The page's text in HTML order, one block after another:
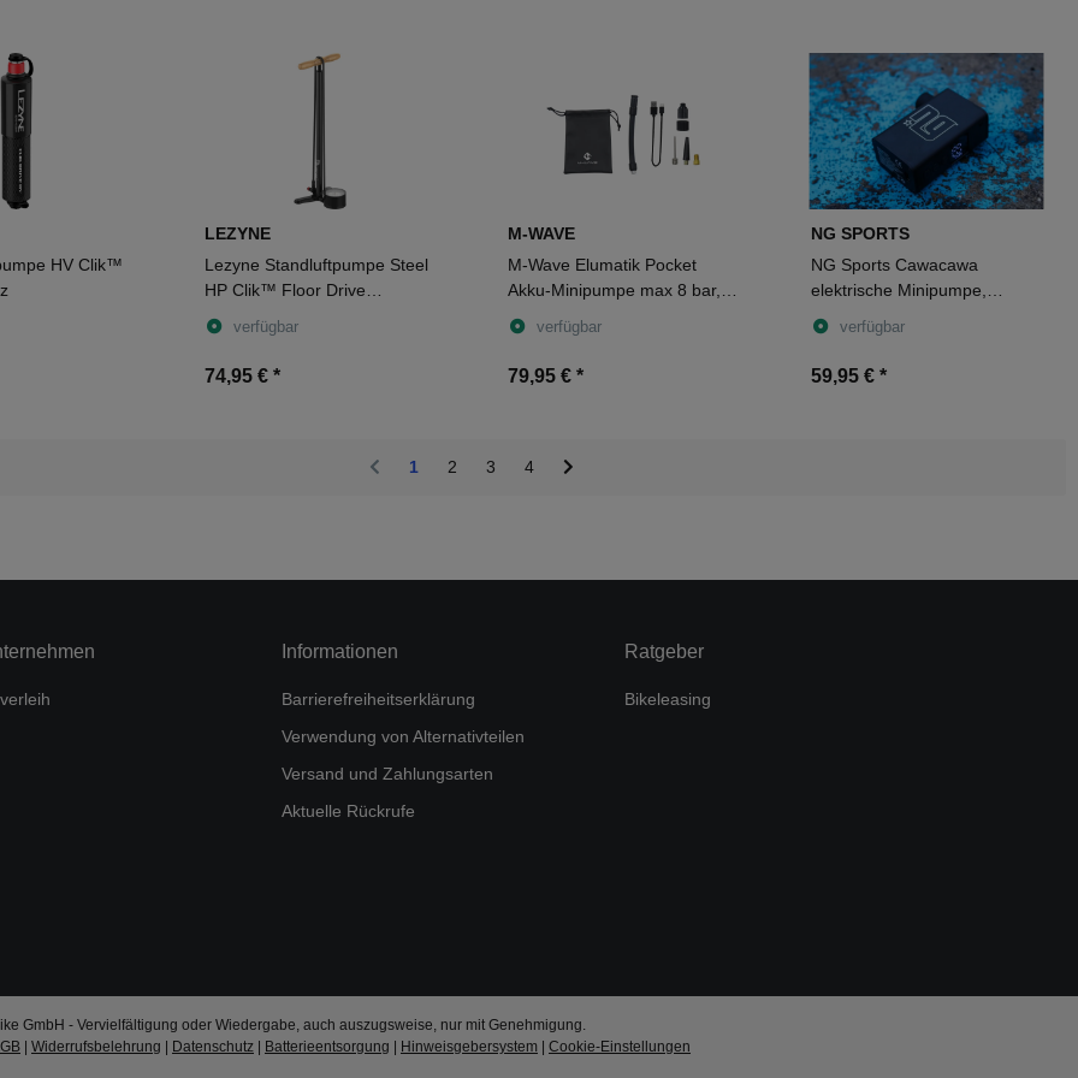
HV Clik™
LEZYNE
Lezyne Standluftpumpe Steel
HP Clik™ Floor Drive
schwarz-matt
verfügbar
74,95 € *
M-WAVE
M-Wave Elumatik Pocket
Akku-Minipumpe max 8 bar,
AV/SV
verfügbar
79,95 € *
NG SPORTS
NG Sports Cawacawa
elektrische Minipumpe,
schwarz matt
verfügbar
59,95 € *
1 2 3 4
Informationen
Barrierefreiheitserklärung
Verwendung von Alternativteilen
Versand und Zahlungsarten
Aktuelle Rückrufe
Ratgeber
Bikeleasing
GmbH - Vervielfältigung oder Wiedergabe, auch auszugsweise, nur mit Genehmigung.
Widerrufsbelehrung Datenschutz Batterieentsorgung Hinweisgebersystem Cookie-Einstellungen